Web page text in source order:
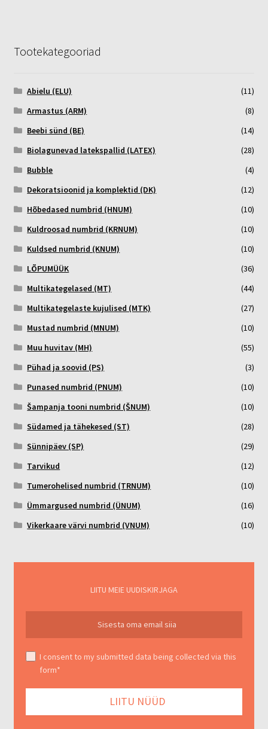
Tootekategooriad
Abielu (ELU)
(11)
Armastus (ARM)
(8)
Beebi sünd (BE)
(14)
Biolagunevad latekspallid (LATEX)
(28)
Bubble
(4)
Dekoratsioonid ja komplektid (DK)
(12)
Hõbedased numbrid (HNUM)
(10)
Kuldroosad numbrid (KRNUM)
(10)
Kuldsed numbrid (KNUM)
(10)
LÕPUMÜÜK
(36)
Multikategelased (MT)
(44)
Multikategelaste kujulised (MTK)
(27)
Mustad numbrid (MNUM)
(10)
Muu huvitav (MH)
(55)
Pühad ja soovid (PS)
(3)
Punased numbrid (PNUM)
(10)
Šampanja tooni numbrid (ŠNUM)
(10)
Südamed ja tähekesed (ST)
(28)
Sünnipäev (SP)
(29)
Tarvikud
(12)
Tumerohelised numbrid (TRNUM)
(10)
Ümmargused numbrid (ÜNUM)
(16)
Vikerkaare värvi numbrid (VNUM)
(10)
LIITU MEIE UUDISKIRJAGA
I consent to my submitted data being collected via this
form*